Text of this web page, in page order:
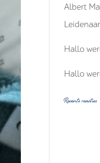
Albert
Leidenaar
Hallo
Hallo
Recente reacties